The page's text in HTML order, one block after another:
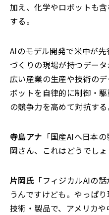
加え、化学やロボットも
する。
AIのモデル開発で米中が
づくりの現場が持つデー
広い産業の生産や技術の
ボットを自律的に制御・
の競争力を高めて対抗する
寺島アナ 「国産AIへ日本
岡さん、これはどうでしょ
片岡氏 「フィジカルAIの
うんですけども。やっぱ
技術・製品で、アメリカ